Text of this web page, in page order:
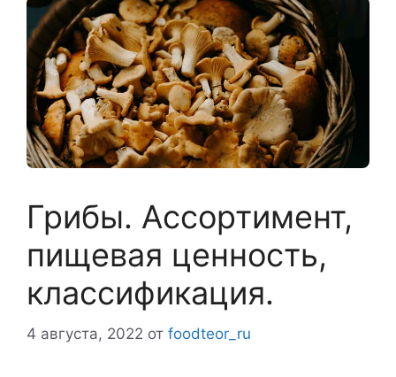
Грибы. Ассортимент,
пищевая ценность,
классификация.
4 августа, 2022 от foodteor_ru